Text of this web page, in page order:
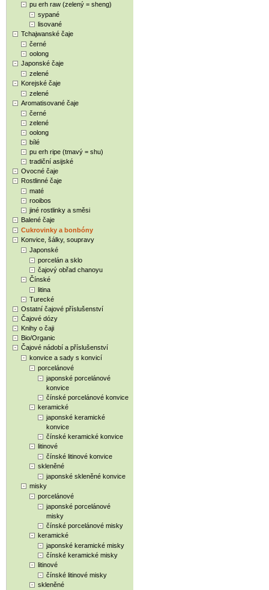
pu erh raw (zelený = sheng)
sypané
lisované
Tchajwanské čaje
černé
oolong
Japonské čaje
zelené
Korejské čaje
zelené
Aromatisované čaje
černé
zelené
oolong
bílé
pu erh ripe (tmavý = shu)
tradiční asijské
Ovocné čaje
Rostlinné čaje
maté
rooibos
jiné rostlinky a směsi
Balené čaje
Cukrovinky a bonbóny
Konvice, šálky, soupravy
Japonské
porcelán a sklo
čajový obřad chanoyu
Čínské
litina
Turecké
Ostatní čajové příslušenství
Čajové dózy
Knihy o čaji
Bio/Organic
Čajové nádobí a příslušenství
konvice a sady s konvicí
porcelánové
japonské porcelánové
konvice
čínské porcelánové konvice
keramické
japonské keramické
konvice
čínské keramické konvice
litinové
čínské litinové konvice
skleněné
japonské skleněné konvice
misky
porcelánové
japonské porcelánové
misky
čínské porcelánové misky
keramické
japonské keramické misky
čínské keramické misky
litinové
čínské litinové misky
skleněné